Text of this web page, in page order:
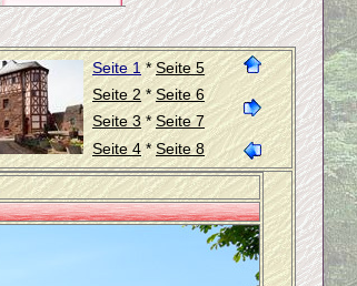
Seite 1*Seite 5
Seite 2 *Seite 6
Seite 3*Seite 7
Seite 4*Seite 8